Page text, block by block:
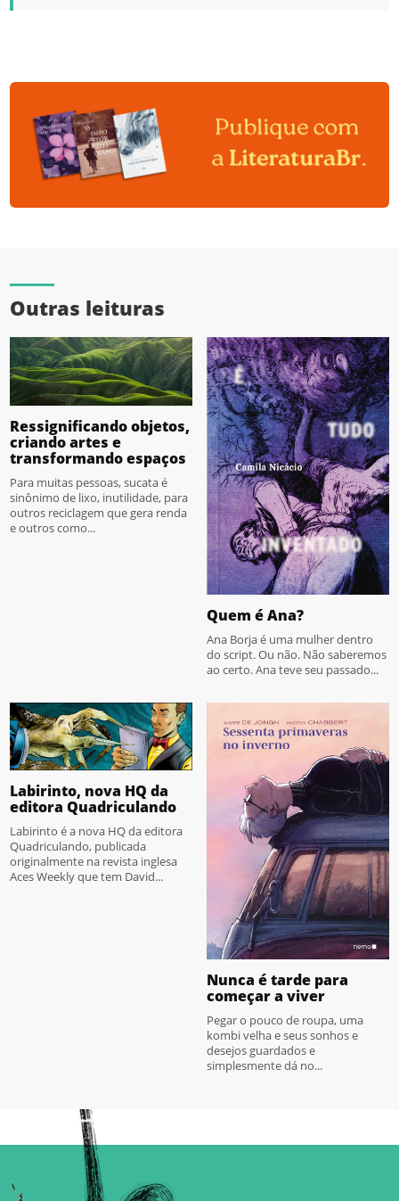
Outras leituras
Ressignificando objetos,
criando artes e
transformando espaços
Para muitas pessoas, sucata é
sinônimo de lixo, inutilidade, para
outros reciclagem que gera renda
e outros como...
Quem é Ana?
Ana Borja é uma mulher dentro
do script. Ou não. Não saberemos
ao certo. Ana teve seu passado...
Labirinto, nova HQ da
editora Quadriculando
Labirinto é a nova HQ da editora
Quadriculando, publicada
originalmente na revista inglesa
Aces Weekly que tem David...
Nunca é tarde para
começar a viver
Pegar o pouco de roupa, uma
kombi velha e seus sonhos e
desejos guardados e
simplesmente dá no...